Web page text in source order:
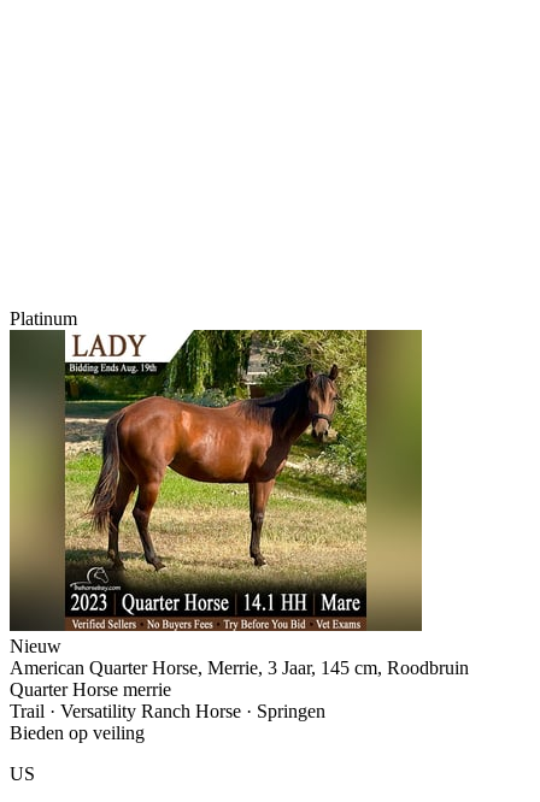
Platinum
Nieuw
American Quarter Horse, Merrie, 3 Jaar, 145 cm, Roodbruin
Quarter Horse merrie
Trail · Versatility Ranch Horse · Springen
Bieden op veiling
US